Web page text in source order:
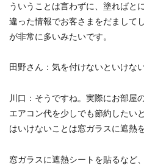
ういうことは言わずに、塗ればと
違った情報でお客さまをだまして
が非常に多いみたいです。
田野さん ：気を付けないといけな
川口 ：そうですね。実際にお部屋
エアコン代を少しでも節約したい
はいけないことは窓ガラスに遮熱
窓ガラスに遮熱シートを貼るなど